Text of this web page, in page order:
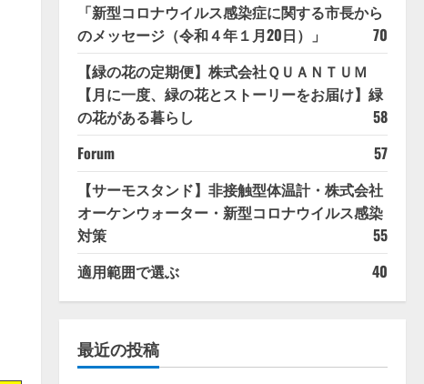
「新型コロナウイルス感染症に関する市長から
のメッセージ（令和４年１月20日）」
70
【緑の花の定期便】株式会社ＱＵＡＮＴＵＭ
【月に一度、緑の花とストーリーをお届け】緑
の花がある暮らし
58
Forum
57
【サーモスタンド】非接触型体温計・株式会社
オーケンウォーター・新型コロナウイルス感染
対策
55
適用範囲で選ぶ
40
最近の投稿